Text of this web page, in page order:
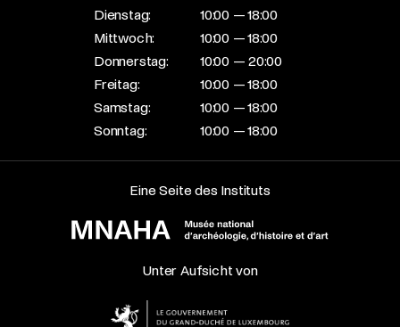
Dienstag:
10:00 — 18:00
Mittwoch:
10:00 — 18:00
Donnerstag:
10:00 — 20:00
Freitag:
10:00 — 18:00
Samstag:
10:00 — 18:00
Sonntag:
10:00 — 18:00
Eine Seite des Instituts
Unter Aufsicht von